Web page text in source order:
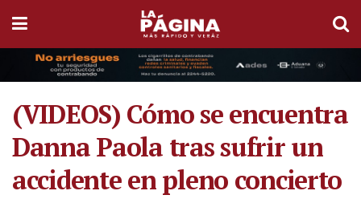
(VIDEOS) Cómo se encuentra
Danna Paola tras sufrir un
accidente en pleno concierto